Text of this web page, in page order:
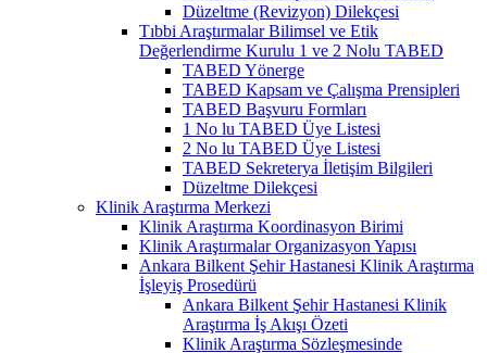
Düzeltme (Revizyon) Dilekçesi
Tıbbi Araştırmalar Bilimsel ve Etik
Değerlendirme Kurulu 1 ve 2 Nolu TABED
TABED Yönerge
TABED Kapsam ve Çalışma Prensipleri
TABED Başvuru Formları
1 No lu TABED Üye Listesi
2 No lu TABED Üye Listesi
TABED Sekreterya İletişim Bilgileri
Düzeltme Dilekçesi
Klinik Araştırma Merkezi
Klinik Araştırma Koordinasyon Birimi
Klinik Araştırmalar Organizasyon Yapısı
Ankara Bilkent Şehir Hastanesi Klinik Araştırma
İşleyiş Prosedürü
Ankara Bilkent Şehir Hastanesi Klinik
Araştırma İş Akışı Özeti
Klinik Araştırma Sözleşmesinde